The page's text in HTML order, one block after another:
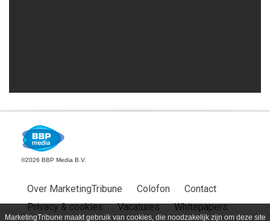
MarketingTribune maakt gebruik van cookies, die noodzakelijk zijn om deze site
©2026 BBP Media B.V.
Over MarketingTribune Colofon
Contact
Privacy & cookies
Vacatures
Whitepapers